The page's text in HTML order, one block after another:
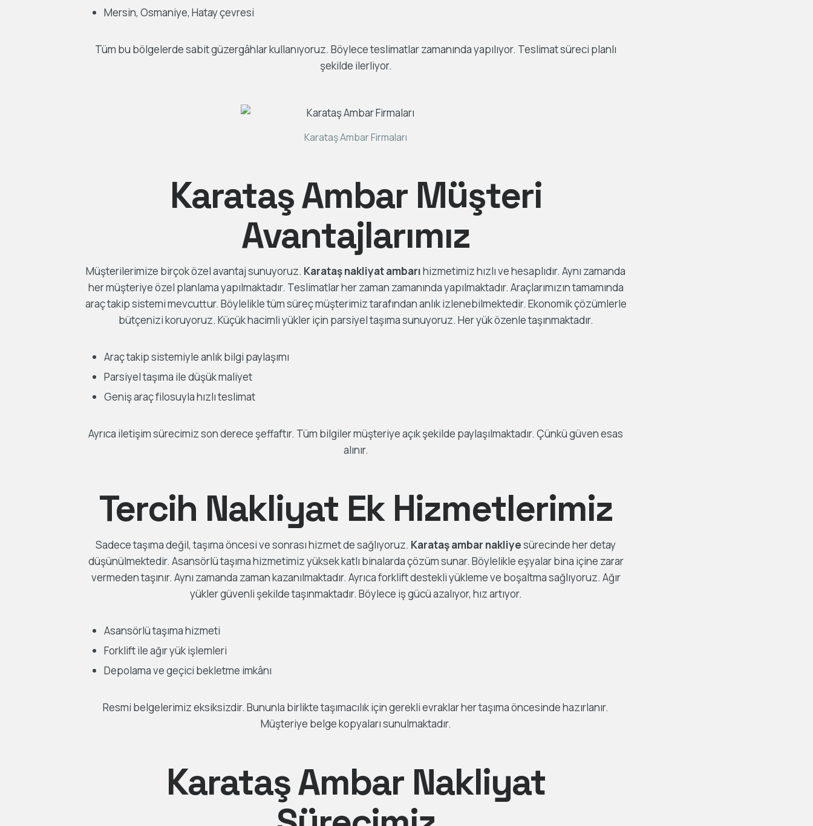
Mersin, Osmaniye, Hatay çevresi
Tüm bu bölgelerde sabit güzergâhlar kullanıyoruz. Böylece teslimatlar zamanında yapılıyor. Teslimat süreci planlı
şekilde ilerliyor.
Karataş Ambar Firmaları
Karataş Ambar Müşteri
Avantajlarımız
Müşterilerimize birçok özel avantaj sunuyoruz. Karataş nakliyat ambarıhizmetimiz hızlı ve hesaplıdır. Aynı zamanda
her müşteriye özel planlama yapılmaktadır. Teslimatlar her zaman zamanında yapılmaktadır. Araçlarımızın tamamında
araç takip sistemi mevcuttur. Böylelikle tüm süreç müşterimiz tarafından anlık izlenebilmektedir. Ekonomik çözümlerle
bütçenizi koruyoruz. Küçük hacimli yükler için parsiyel taşıma sunuyoruz. Her yük özenle taşınmaktadır.
Araç takip sistemiyle anlık bilgi paylaşımı
Parsiyel taşıma ile düşük maliyet
Geniş araç filosuyla hızlı teslimat
Ayrıca iletişim sürecimiz son derece şeffaftır. Tüm bilgiler müşteriye açık şekilde paylaşılmaktadır. Çünkü güven esas
alınır.
Tercih Nakliyat Ek Hizmetlerimiz
Sadece taşıma değil, taşıma öncesi ve sonrası hizmet de sağlıyoruz. Karataş ambar nakliyesürecinde her detay
düşünülmektedir. Asansörlü taşıma hizmetimiz yüksek katlı binalarda çözüm sunar. Böylelikle eşyalar bina içine zarar
vermeden taşınır. Aynı zamanda zaman kazanılmaktadır. Ayrıca forklift destekli yükleme ve boşaltma sağlıyoruz. Ağır
yükler güvenli şekilde taşınmaktadır. Böylece iş gücü azalıyor, hız artıyor.
Asansörlü taşıma hizmeti
Forklift ile ağır yük işlemleri
Depolama ve geçici bekletme imkânı
Resmi belgelerimiz eksiksizdir. Bununla birlikte taşımacılık için gerekli evraklar her taşıma öncesinde hazırlanır.
Müşteriye belge kopyaları sunulmaktadır.
Karataş Ambar Nakliyat